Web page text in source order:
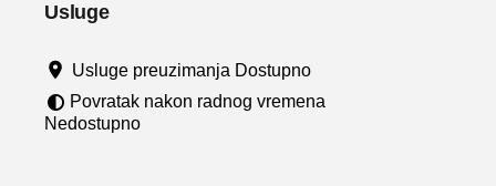
u
Usluge
Usluge preuzimanja Dostupno
Povratak nakon radnog vremena
Nedostupno